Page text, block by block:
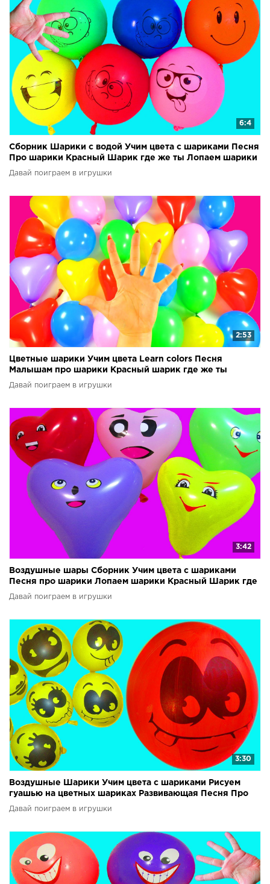
6:4
Сборник Шарики с водой Учим цвета с шариками Песня
Про шарики Красный Шарик где же ты Лопаем шарики
Давай поиграем в игрушки
2:53
Цветные шарики Учим цвета Learn colors Песня
Малышам про шарики Красный шарик где же ты
Лопаем шарик
Давай поиграем в игрушки
3:42
Воздушные шары Сборник Учим цвета с шариками
Песня про шарики Лопаем шарики Красный Шарик где
же ты
Давай поиграем в игрушки
3:30
Воздушные Шарики Учим цвета с шариками Рисуем
гуашью на цветных шариках Развивающая Песня Про
шарики
Давай поиграем в игрушки